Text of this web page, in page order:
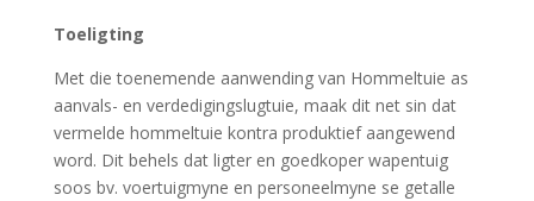
Toeligting
Met die toenemende aanwending van Hommeltuie as
aanvals- en verdedigingslugtuie, maak dit net sin dat
vermelde hommeltuie kontra produktief aangewend
word. Dit behels dat ligter en goedkoper wapentuig
soos bv. voertuigmyne en personeelmyne se getalle